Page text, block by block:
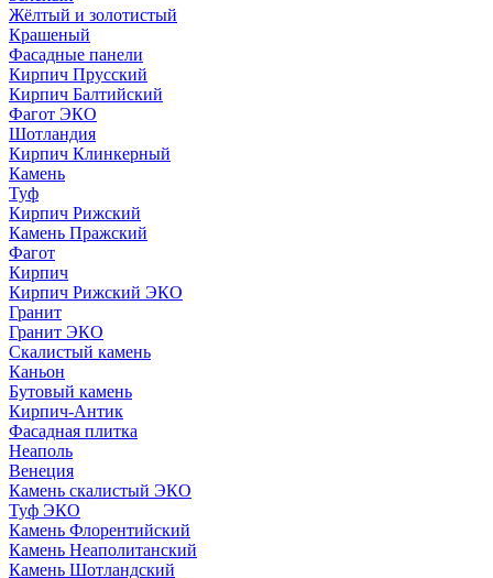
Жёлтый и золотистый
Крашеный
Фасадные панели
Кирпич Прусский
Кирпич Балтийский
Фагот ЭКО
Шотландия
Кирпич Клинкерный
Камень
Туф
Кирпич Рижский
Камень Пражский
Фагот
Кирпич
Кирпич Рижский ЭКО
Гранит
Гранит ЭКО
Скалистый камень
Каньон
Бутовый камень
Кирпич-Антик
Фасадная плитка
Неаполь
Венеция
Камень скалистый ЭКО
Туф ЭКО
Камень Флорентийский
Камень Неаполитанский
Камень Шотландский